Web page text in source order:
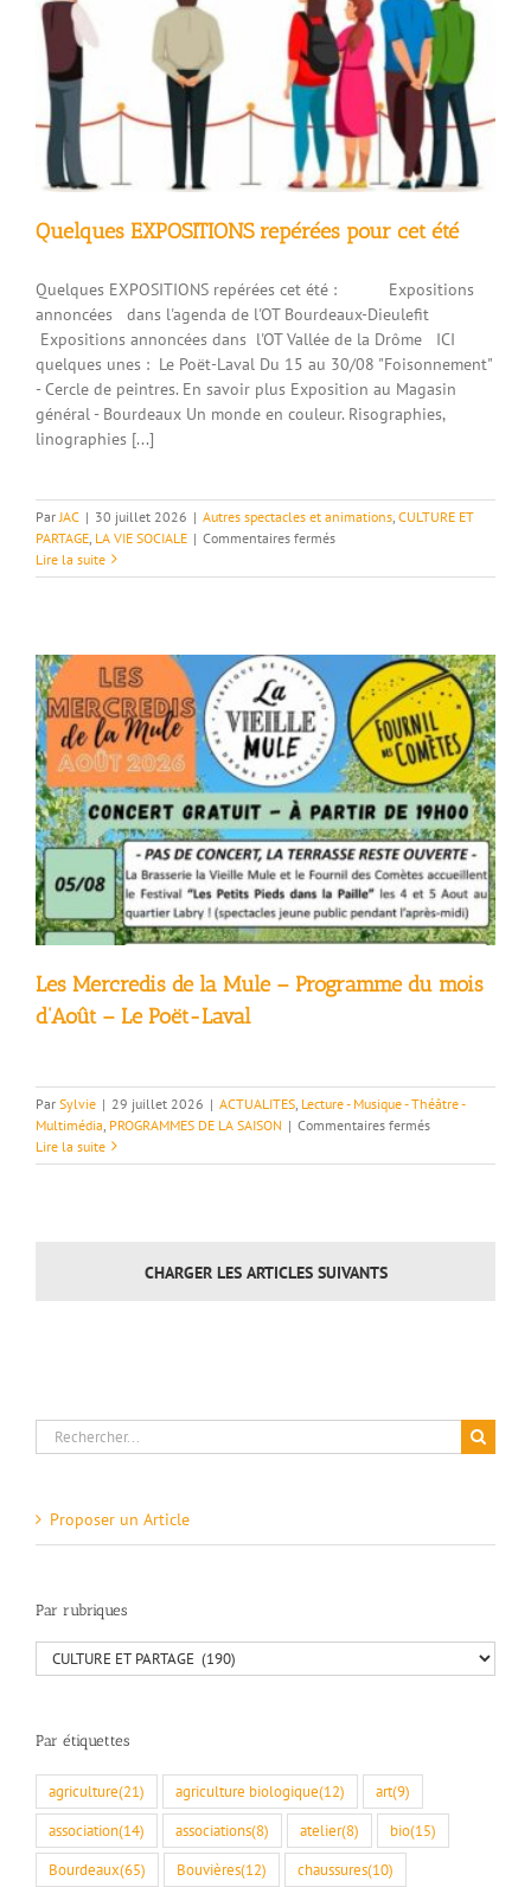
Quelques EXPOSITIONS repérées pour cet été
Quelques EXPOSITIONS repérées cet été : Expositions
annoncées dans l'agenda de l'OT Bourdeaux-Dieulefit
Expositions annoncées dans l'OT Vallée de la Drôme ICI
quelques unes : Le Poët-Laval Du 15 au 30/08 "Foisonnement"
- Cercle de peintres. En savoir plus Exposition au Magasin
général - Bourdeaux Un monde en couleur. Risographies,
linographies [...]
Par JAC | 30 juillet 2026 | Autres spectacles et animations CULTURE ET
PARTAGE LA VIE SOCIALE | Commentaires ferméssur
EXPOSITIONS
Lire la suite
Les Mercredis de la Mule – Programme du mois
d’Août – Le Poët-Laval
Par Sylvie | 29 juillet 2026 | ACTUALITES Lecture - Musique - Théâtre -
Multimédia PROGRAMMES DE LA SAISON | Commentaires ferméssur
Mercredis
Laval
Lire la suite
CHARGER LES ARTICLES SUIVANTS
Rechercher:
Proposer un Article
Par rubriques
Par
rubriques
Par étiquettes
agriculture(21) agriculture biologique(12) art(9)
association(14) associations(8) atelier(8) bio(15)
Bourdeaux(65) Bouvières(12) chaussures(10)